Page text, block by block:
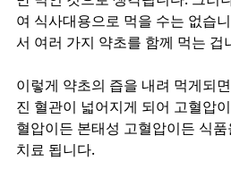
여 식사대용으로 먹을 수는 없습
서 여러 가지 약초를 함께 먹는 겁
이렇게 약초의 즙을 내려 먹게되
진 혈관이 넓어지게 되어 고혈압
혈압이든 본태성 고혈압이든 식
치료 됩니다.